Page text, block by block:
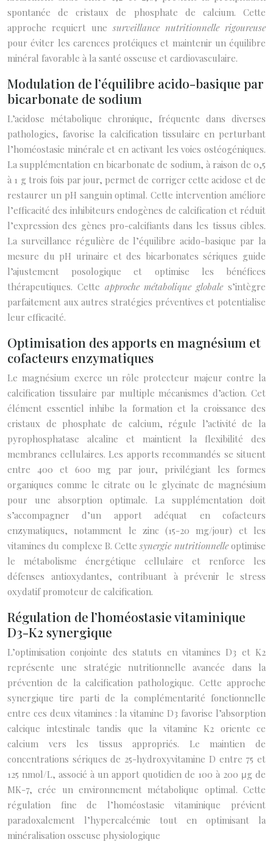
spontanée de cristaux de phosphate de calcium. Cette
approche requiert une surveillance nutritionnelle rigoureuse
pour éviter les carences protéiques et maintenir un équilibre
minéral favorable à la santé osseuse et cardiovasculaire.
Modulation de l’équilibre acido-basique par
bicarbonate de sodium
L’acidose métabolique chronique, fréquente dans diverses
pathologies, favorise la calcification tissulaire en perturbant
l’homéostasie minérale et en activant les voies ostéogéniques.
La supplémentation en bicarbonate de sodium, à raison de 0,5
à 1 g trois fois par jour, permet de corriger cette acidose et de
restaurer un pH sanguin optimal. Cette intervention améliore
l’efficacité des inhibiteurs endogènes de calcification et réduit
l’expression des gènes pro-calcifiants dans les tissus cibles.
La surveillance régulière de l’équilibre acido-basique par la
mesure du pH urinaire et des bicarbonates sériques guide
l’ajustement posologique et optimise les bénéfices
thérapeutiques. Cette approche métabolique globales’intègre
parfaitement aux autres stratégies préventives et potentialise
leur efficacité.
Optimisation des apports en magnésium et
cofacteurs enzymatiques
Le magnésium exerce un rôle protecteur majeur contre la
calcification tissulaire par multiple mécanismes d’action. Cet
élément essentiel inhibe la formation et la croissance des
cristaux de phosphate de calcium, régule l’activité de la
pyrophosphatase alcaline et maintient la flexibilité des
membranes cellulaires. Les apports recommandés se situent
entre 400 et 600 mg par jour, privilégiant les formes
organiques comme le citrate ou le glycinate de magnésium
pour une absorption optimale. La supplémentation doit
s’accompagner d’un apport adéquat en cofacteurs
enzymatiques, notamment le zinc (15-20 mg/jour) et les
vitamines du complexe B. Cettesynergie nutritionnelleoptimise
le métabolisme énergétique cellulaire et renforce les
défenses antioxydantes, contribuant à prévenir le stress
oxydatif promoteur de calcification.
Régulation de l’homéostasie vitaminique
D3-K2 synergique
L’optimisation conjointe des statuts en vitamines D3 et K2
représente une stratégie nutritionnelle avancée dans la
prévention de la calcification pathologique. Cette approche
synergique tire parti de la complémentarité fonctionnelle
entre ces deux vitamines : la vitamine D3 favorise l’absorption
calcique intestinale tandis que la vitamine K2 oriente ce
calcium vers les tissus appropriés. Le maintien de
concentrations sériques de 25-hydroxyvitamine D entre 75 et
125 nmol/L, associé à un apport quotidien de 100 à 200 μg de
MK-7, crée un environnement métabolique optimal. Cette
régulation fine de l’homéostasie vitaminique prévient
paradoxalement l’hypercalcémie tout en optimisant la
minéralisation osseuse physiologique